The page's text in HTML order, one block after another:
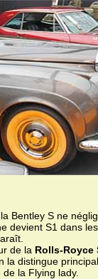
Bentley S ne
devient S1 dans
de la Rolls-Royce
la distingue
la Flying lady.